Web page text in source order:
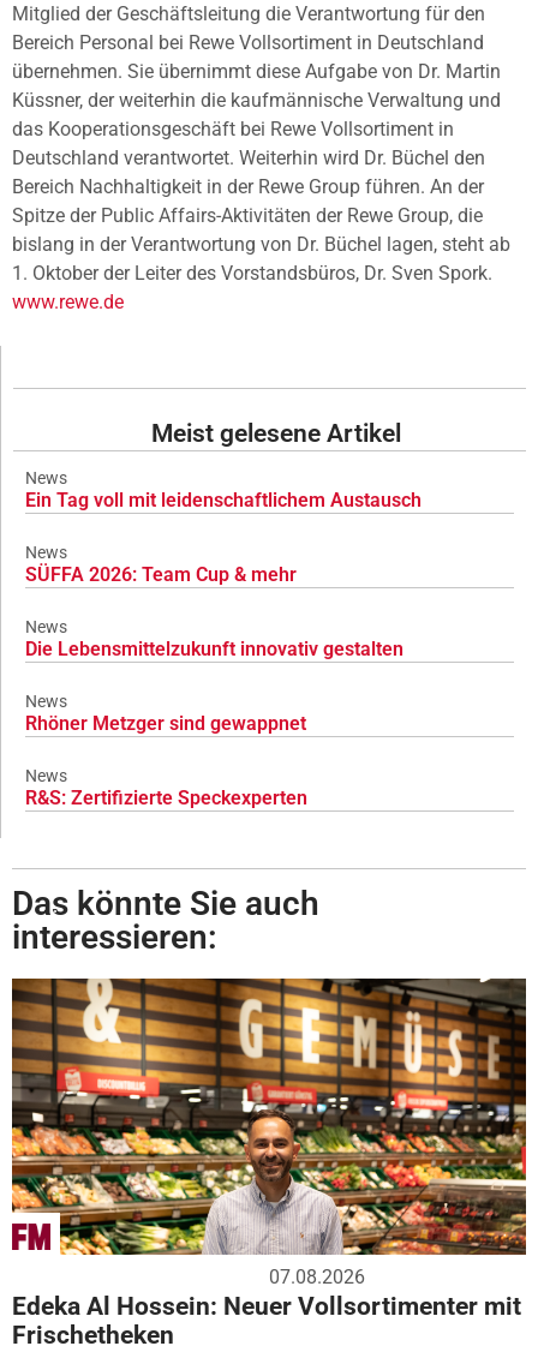
Mitglied der Geschäftsleitung die Verantwortung für den
Bereich Personal bei Rewe Vollsortiment in Deutschland
übernehmen. Sie übernimmt diese Aufgabe von Dr. Martin
Küssner, der weiterhin die kaufmännische Verwaltung und
das Kooperationsgeschäft bei Rewe Vollsortiment in
Deutschland verantwortet. Weiterhin wird Dr. Büchel den
Bereich Nachhaltigkeit in der Rewe Group führen. An der
Spitze der Public Affairs-Aktivitäten der Rewe Group, die
bislang in der Verantwortung von Dr. Büchel lagen, steht ab
1. Oktober der Leiter des Vorstandsbüros, Dr. Sven Spork.
www.rewe.de
Meist gelesene Artikel
News
Ein Tag voll mit leidenschaftlichem Austausch
News
SÜFFA 2026: Team Cup & mehr
News
Die Lebensmittelzukunft innovativ gestalten
News
Rhöner Metzger sind gewappnet
News
R&S: Zertifizierte Speckexperten
Das könnte Sie auch
interessieren:
07.08.2026
Edeka Al Hossein: Neuer Vollsortimenter mit
Frischetheken